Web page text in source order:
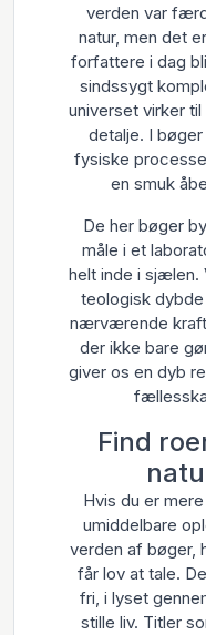
verden var
natur, men det
forfattere i dag
sindssygt
universet virker
detalje. I
fysiske
en smuk
De her bøger
måle i et
helt inde i sjælen.
teologisk
nærværende
der ikke bare
giver os en dyb
Find
Hvis du er
umiddelbare
verden af bøger,
får lov at tale.
fri, i lyset
stille liv. Titler